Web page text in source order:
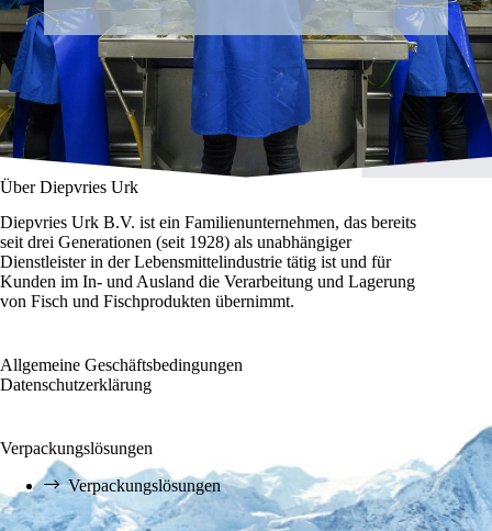
Über Diepvries Urk
Diepvries Urk B.V. ist ein Familienunternehmen, das bereits
seit drei Generationen (seit 1928) als unabhängiger
Dienstleister in der Lebensmittelindustrie tätig ist und für
Kunden im In- und Ausland die Verarbeitung und Lagerung
von Fisch und Fischprodukten übernimmt.
Allgemeine Geschäftsbedingungen
Datenschutzerklärung
Verpackungslösungen
Verpackungslösungen